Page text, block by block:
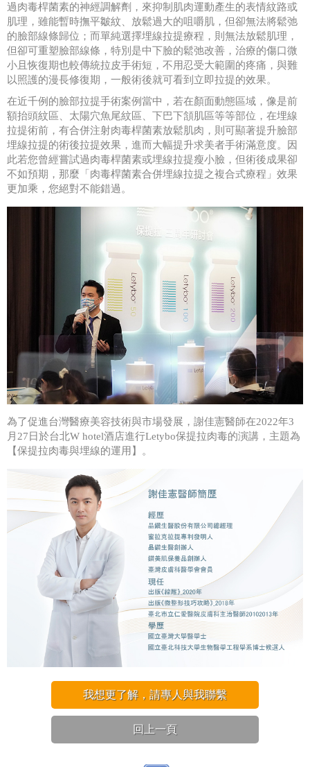
過肉毒桿菌素的神經調解劑，來抑制肌肉運動產生的表情紋路或
肌理，雖能暫時撫平皺紋、放鬆過大的咀嚼肌，但卻無法將鬆弛
的臉部線條歸位；而單純選擇埋線拉提療程，則無法放鬆肌理，
但卻可重塑臉部線條，特別是中下臉的鬆弛改善，治療的傷口微
小且恢復期也較傳統拉皮手術短，不用忍受大範圍的疼痛，與難
以照護的漫長修復期，一般術後就可看到立即拉提的效果。
在近千例的臉部拉提手術案例當中，若在顏面動態區域，像是前
額抬頭紋區、太陽穴魚尾紋區、下巴下頷肌區等等部位，在埋線
拉提術前，有合併注射肉毒桿菌素放鬆肌肉，則可顯著提升臉部
埋線拉提的術後拉提效果，進而大幅提升求美者手術滿意度。因
此若您曾經嘗試過肉毒桿菌素或埋線拉提瘦小臉，但術後成果卻
不如預期，那麼「肉毒桿菌素合併埋線拉提之複合式療程」效果
更加乘，您絕對不能錯過。
為了促進台灣醫療美容技術與市場發展，謝佳憲醫師在2022年3
月27日於台北W hotel酒店進行Letybo保提拉肉毒的演講，主題為
【保提拉肉毒與埋線的運用】。
我想更了解，請專人與我聯繫
回上一頁